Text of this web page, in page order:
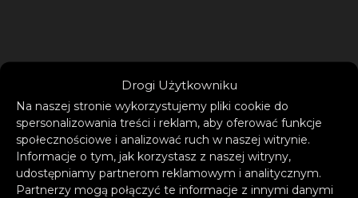
Drogi Użytkowniku
Na naszej stronie wykorzystujemy pliki cookie do
spersonalizowania treści i reklam, aby oferować funkcje
społecznościowe i analizować ruch w naszej witrynie.
Informacje o tym, jak korzystasz z naszej witryny,
udostępniamy partnerom reklamowym i analitycznym.
Partnerzy mogą połączyć te informacje z innymi danymi